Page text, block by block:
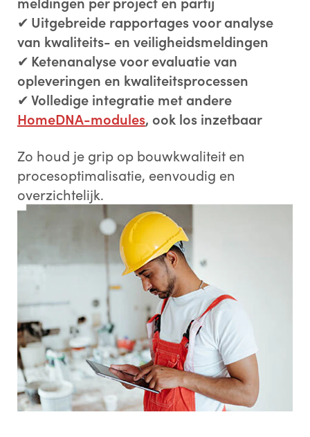
✔ Uitgebreide rapportages voor analyse
van kwaliteits- en veiligheidsmeldingen
✔ Ketenanalyse voor evaluatie van
opleveringen en kwaliteitsprocessen
✔Volledige integratie met andere
HomeDNA-modules, ook los inzetbaar
Zo houd je grip op bouwkwaliteit en
procesoptimalisatie, eenvoudig en
overzichtelijk.